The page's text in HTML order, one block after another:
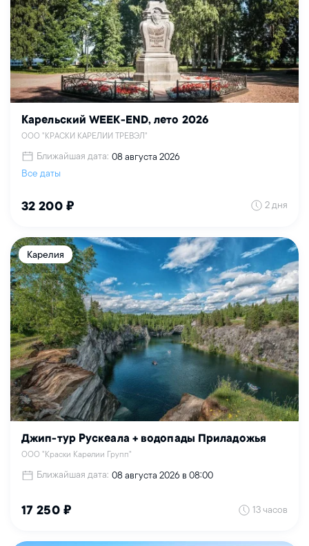
Карельский WEEK-END, лето 2026
ООО "КРАСКИ КАРЕЛИИ ТРЕВЭЛ"
Ближайшая дата: 08 августа 2026
Все даты
32 200 ₽ 2 дня
Карелия
Джип-тур Рускеала + водопады Приладожья
ООО "Краски Карелии Групп"
Ближайшая дата: 08 августа 2026 в 08:00
17 250 ₽ 13 часов